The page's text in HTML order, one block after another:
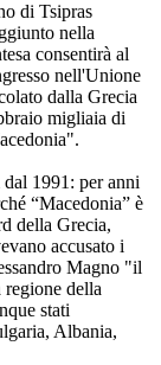
di Tsipras
nella
consentirà al
nell'Unione
dalla Grecia
migliaia di
1991: per anni
“Macedonia” è
della Grecia,
accusato i
Magno "il
della
stati
Albania,